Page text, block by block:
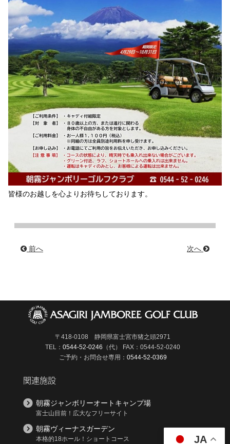
JA
皆様のお越しを心よりお待ちしております。
前へ 次へ
〒418-0108 静岡県富士宮市猪之頭2971
TEL：0544-52-0246 （代） FAX：0544-52-0240
ご予約・お問合せ専用： 0544-52-0369
関連施設
朝霧ジャンボリーオートキャンプ場
富士山目前！広大なフリーサイト
朝霧ヴィーナスガーデン
本格的18ホール！ショートコース